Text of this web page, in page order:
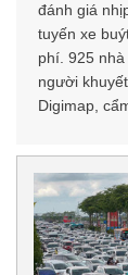
đánh giá
tuyến xe
phí. 925
người
Digimap,